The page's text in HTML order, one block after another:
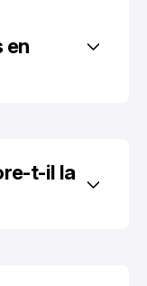
en
t-il la